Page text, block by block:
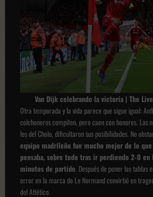
Van Dijk celebrando la victoria | The
Otra temporada y la vida parece que sigue igual:
colchoneros compiten, pero caen con honores. Las
los del Cholo, dificultaron sus posibilidades. No
equipo madrileño fue mucho mejor de lo
pensaba, sobre todo tras ir perdiendo 2-0
minutos de partido. Después de poner las tablas
error en la marca de Le Normand convirtió en
del Atlético.